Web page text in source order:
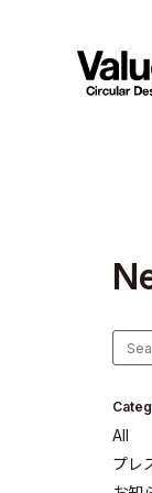
N
All
プレ